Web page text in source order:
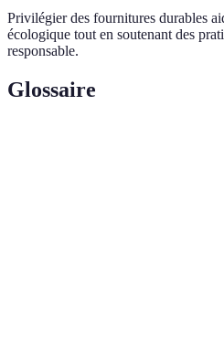
Privilégier des fournitures durables
écologique tout en soutenant des
responsable.
Glossaire